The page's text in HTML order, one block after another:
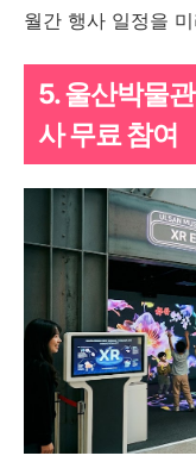
월간 행사 일정을
5. 울산박물
사 무료 참여